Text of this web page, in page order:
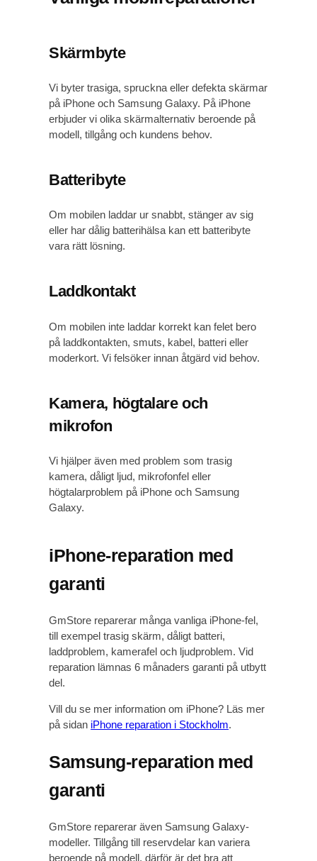
Skärmbyte
Vi byter trasiga, spruckna eller defekta skärmar
på iPhone och Samsung Galaxy. På iPhone
erbjuder vi olika skärmalternativ beroende på
modell, tillgång och kundens behov.
Batteribyte
Om mobilen laddar ur snabbt, stänger av sig
eller har dålig batterihälsa kan ett batteribyte
vara rätt lösning.
Laddkontakt
Om mobilen inte laddar korrekt kan felet bero
på laddkontakten, smuts, kabel, batteri eller
moderkort. Vi felsöker innan åtgärd vid behov.
Kamera, högtalare och
mikrofon
Vi hjälper även med problem som trasig
kamera, dåligt ljud, mikrofonfel eller
högtalarproblem på iPhone och Samsung
Galaxy.
iPhone-reparation med
garanti
GmStore reparerar många vanliga iPhone-fel,
till exempel trasig skärm, dåligt batteri,
laddproblem, kamerafel och ljudproblem. Vid
reparation lämnas 6 månaders garanti på utbytt
del.
Vill du se mer information om iPhone? Läs mer
på sidan iPhone reparation i Stockholm.
Samsung-reparation med
garanti
GmStore reparerar även Samsung Galaxy-
modeller. Tillgång till reservdelar kan variera
beroende på modell, därför är det bra att